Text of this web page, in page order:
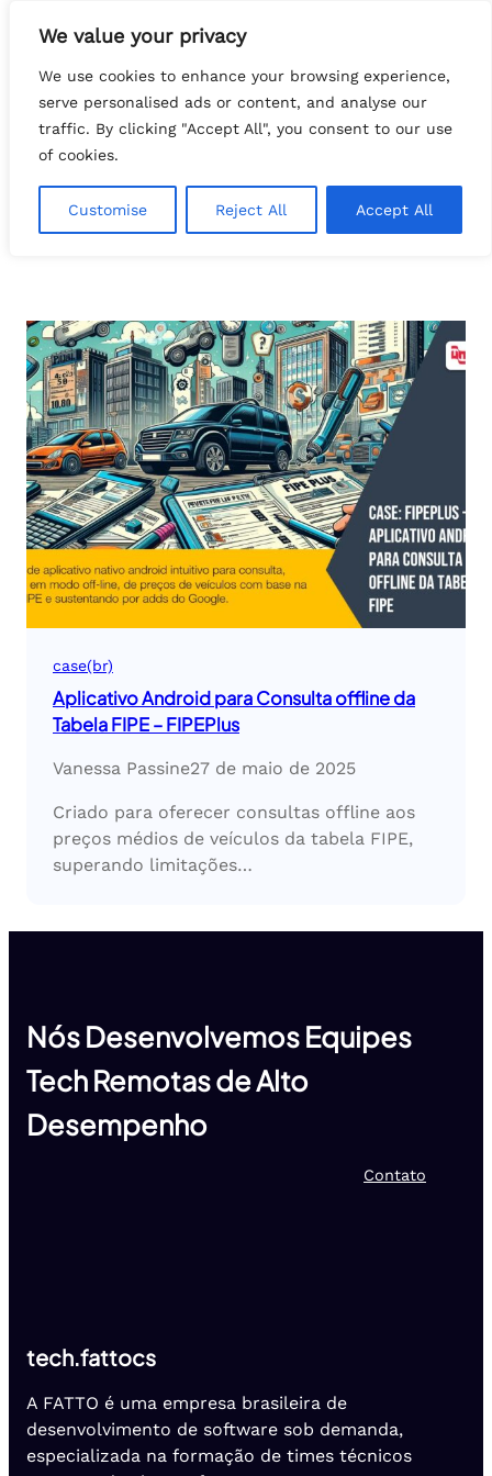
We value your privacy
We use cookies to enhance your browsing experience,
serve personalised ads or content, and analyse our
traffic. By clicking "Accept All", you consent to our use
of cookies.
Customise Reject All Accept All
para
conteúdo
tech.FATTOcs
consulta offline
case(br)
Aplicativo Android para Consulta offline da
Tabela FIPE – FIPEPlus
Vanessa Passine27 de maio de 2025
Criado para oferecer consultas offline aos
preços médios de veículos da tabela FIPE,
superando limitações…
Nós Desenvolvemos Equipes
Tech Remotas de Alto
Desempenho
Contato
tech.fattocs
A FATTO é uma empresa brasileira de
desenvolvimento de software sob demanda,
especializada na formação de times técnicos